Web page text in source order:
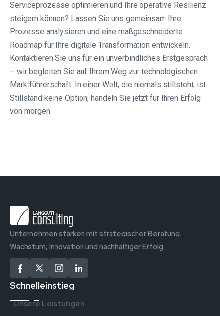
Serviceprozesse optimieren und Ihre operative Resilienz
steigern können? Lassen Sie uns gemeinsam Ihre
Prozesse analysieren und eine maßgeschneiderte
Roadmap für Ihre digitale Transformation entwickeln.
Kontaktieren Sie uns für ein unverbindliches Erstgespräch
– wir begleiten Sie auf Ihrem Weg zur technologischen
Marktführerschaft. In einer Welt, die niemals stillsteht, ist
Stillstand keine Option; handeln Sie jetzt für Ihren Erfolg
von morgen.
Unternehmen stärken mit strategischer Beratung.
Wachstum, Innovation und nachhaltiger Erfolg.
Schnelleinstieg
Unsere Leistungen